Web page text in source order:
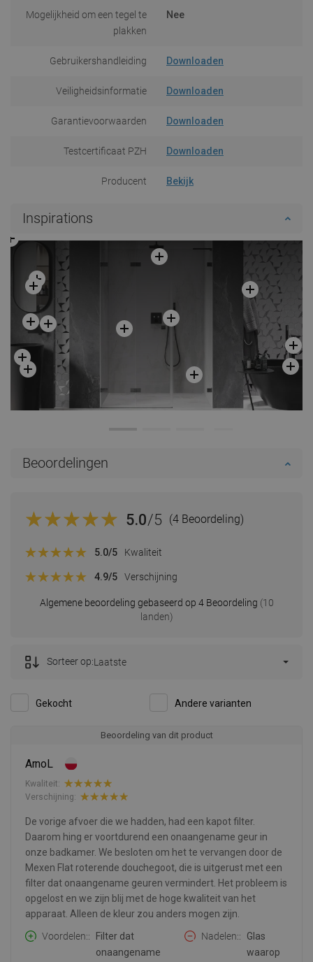
Mogelijkheid om een tegel te
plakken
Nee
Gebruikershandleiding Downloaden
Veiligheidsinformatie Downloaden
Garantievoorwaarden Downloaden
Testcertificaat PZH Downloaden
Producent Bekijk
Inspirations
Beoordelingen
5.0/5 (4 Beoordeling)
Algemene beoordeling gebaseerd op 4 Beoordeling (10
landen)
5.0/5 Kwaliteit
4.9/5 Verschijning
Gekocht Andere varianten
Sorteer op:Laatste
Beoordeling van dit product
ArnoL
Kwaliteit:
Verschijning:
De vorige afvoer die we hadden, had een kapot filter.
Daarom hing er voortdurend een onaangename geur in
onze badkamer. We besloten om het te vervangen door de
Mexen Flat roterende douchegoot, die is uitgerust met een
filter dat onaangename geuren vermindert. Het probleem is
opgelost en we zijn blij met de hoge kwaliteit van het
apparaat. Alleen de kleur zou anders mogen zijn.
Voordelen:
Filter dat
onaangename
Nadelen:
Glas
waarop